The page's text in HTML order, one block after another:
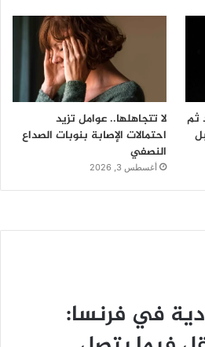
ثم
لا تتجاهلها.. عوامل تزيد
احتمالات الإصابة بنوبات الصداع
النصفي
أغسطس 3, 2026